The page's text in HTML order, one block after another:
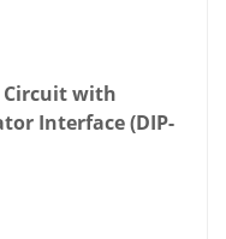
Circuit with
Interface (DIP-